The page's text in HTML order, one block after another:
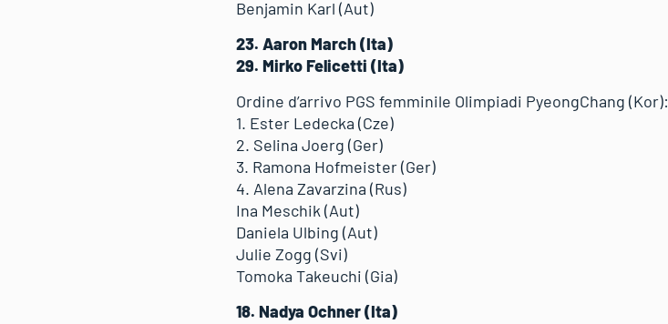
Benjamin Karl (Aut)
23. Aaron March (Ita)
29. Mirko Felicetti (Ita)
Ordine d’arrivo PGS femminile Olimpiadi PyeongChang (Kor):
1. Ester Ledecka (Cze)
2. Selina Joerg (Ger)
3. Ramona Hofmeister (Ger)
4. Alena Zavarzina (Rus)
Ina Meschik (Aut)
Daniela Ulbing (Aut)
Julie Zogg (Svi)
Tomoka Takeuchi (Gia)
18. Nadya Ochner (Ita)